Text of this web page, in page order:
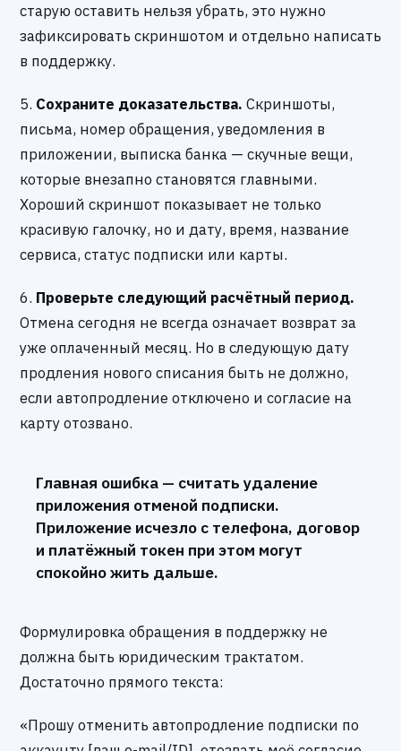
старую оставить нельзя убрать, это нужно
зафиксировать скриншотом и отдельно написать
в поддержку.
5. Сохраните доказательства. Скриншоты,
письма, номер обращения, уведомления в
приложении, выписка банка — скучные вещи,
которые внезапно становятся главными.
Хороший скриншот показывает не только
красивую галочку, но и дату, время, название
сервиса, статус подписки или карты.
6. Проверьте следующий расчётный период.
Отмена сегодня не всегда означает возврат за
уже оплаченный месяц. Но в следующую дату
продления нового списания быть не должно,
если автопродление отключено и согласие на
карту отозвано.
Главная ошибка — считать удаление
приложения отменой подписки.
Приложение исчезло с телефона, договор
и платёжный токен при этом могут
спокойно жить дальше.
Формулировка обращения в поддержку не
должна быть юридическим трактатом.
Достаточно прямого текста:
«Прошу отменить автопродление подписки по